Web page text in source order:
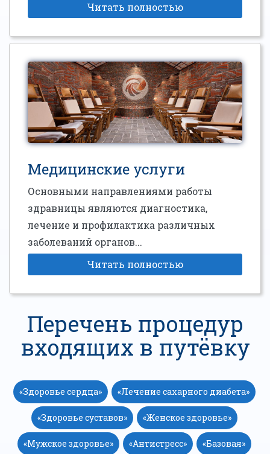
Читать полностью
Медицинские услуги
Основными направлениями работы
здравницы являются диагностика,
лечение и профилактика различных
заболеваний органов...
Читать полностью
Перечень процедур
входящих в путёвку
«Здоровье сердца» «Лечение сахарного диабета»
«Здоровье суставов» «Женское здоровье»
«Мужское здоровье» «Антистресс» «Базовая»